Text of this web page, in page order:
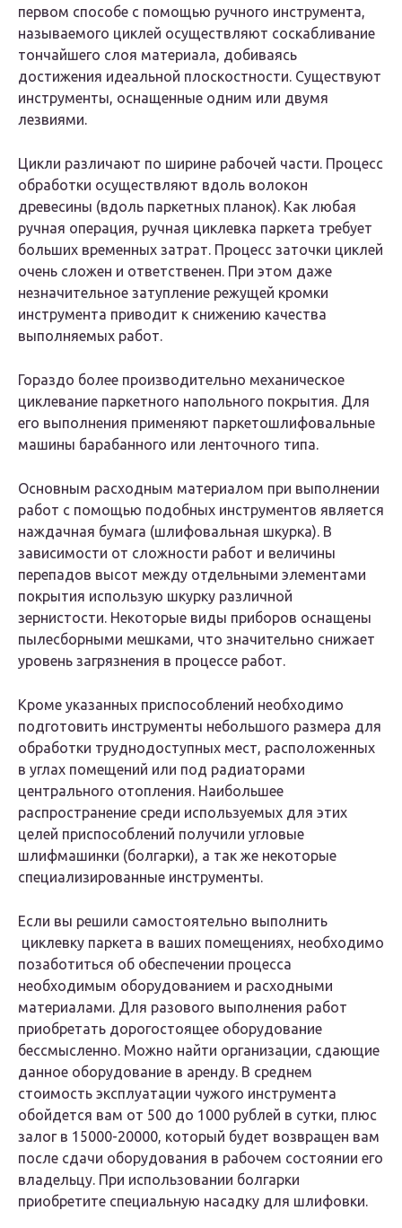
первом способе с помощью ручного инструмента,
называемого циклей осуществляют соскабливание
тончайшего слоя материала, добиваясь
достижения идеальной плоскостности. Существуют
инструменты, оснащенные одним или двумя
лезвиями.
Цикли различают по ширине рабочей части. Процесс
обработки осуществляют вдоль волокон
древесины (вдоль паркетных планок). Как любая
ручная операция, ручная циклевка паркета требует
больших временных затрат. Процесс заточки циклей
очень сложен и ответственен. При этом даже
незначительное затупление режущей кромки
инструмента приводит к снижению качества
выполняемых работ.
Гораздо более производительно механическое
циклевание паркетного напольного покрытия. Для
его выполнения применяют паркетошлифовальные
машины барабанного или ленточного типа.
Основным расходным материалом при выполнении
работ с помощью подобных инструментов является
наждачная бумага (шлифовальная шкурка). В
зависимости от сложности работ и величины
перепадов высот между отдельными элементами
покрытия использую шкурку различной
зернистости. Некоторые виды приборов оснащены
пылесборными мешками, что значительно снижает
уровень загрязнения в процессе работ.
Кроме указанных приспособлений необходимо
подготовить инструменты небольшого размера для
обработки труднодоступных мест, расположенных
в углах помещений или под радиаторами
центрального отопления. Наибольшее
распространение среди используемых для этих
целей приспособлений получили угловые
шлифмашинки (болгарки), а так же некоторые
специализированные инструменты.
Если вы решили самостоятельно выполнить
циклевку паркета в ваших помещениях, необходимо
позаботиться об обеспечении процесса
необходимым оборудованием и расходными
материалами. Для разового выполнения работ
приобретать дорогостоящее оборудование
бессмысленно. Можно найти организации, сдающие
данное оборудование в аренду. В среднем
стоимость эксплуатации чужого инструмента
обойдется вам от 500 до 1000 рублей в сутки, плюс
залог в 15000-20000, который будет возвращен вам
после сдачи оборудования в рабочем состоянии его
владельцу. При использовании болгарки
приобретите специальную насадку для шлифовки.